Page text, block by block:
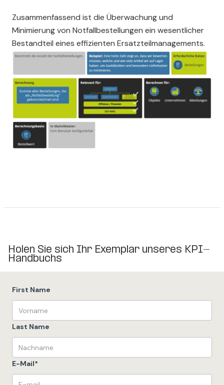
Zusammenfassend ist die Überwachung und
Minimierung von Notfallbestellungen ein wesentlicher
Bestandteil eines effizienten Ersatzteilmanagements.
Holen Sie sich Ihr Exemplar unseres KPI-
Handbuchs
First Name
Last Name
E-Mail*